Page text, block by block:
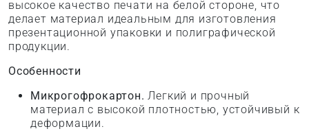
высокое качество печати на белой стороне, что
делает материал идеальным для изготовления
презентационной упаковки и полиграфической
продукции.
Особенности
Микрогофрокартон. Легкий и прочный
материал с высокой плотностью, устойчивый к
деформации.